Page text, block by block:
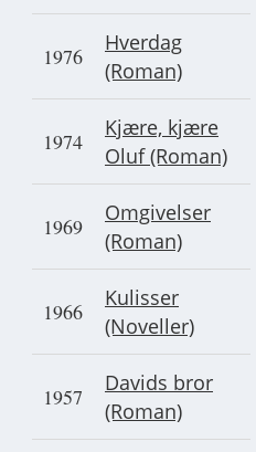
1976
Hverdag
(Roman)
1974
Kjære, kjære
Oluf (Roman)
1969
Omgivelser
(Roman)
1966
Kulisser
(Noveller)
1957
Davids bror
(Roman)